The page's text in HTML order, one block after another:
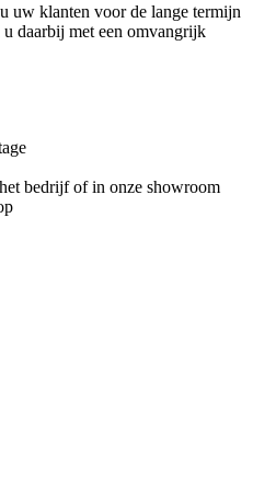
uw klanten voor de lange termijn
daarbij met een omvangrijk
bedrijf of in onze showroom